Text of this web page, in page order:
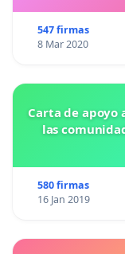
547 firmas
8 Mar 2020
Carta de apoyo
las
580 firmas
16 Jan 2019